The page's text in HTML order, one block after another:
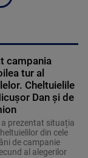
campania
tur al
Cheltuielile
Dan și de
prezentat situația
din cele
de campanie
al alegerilor